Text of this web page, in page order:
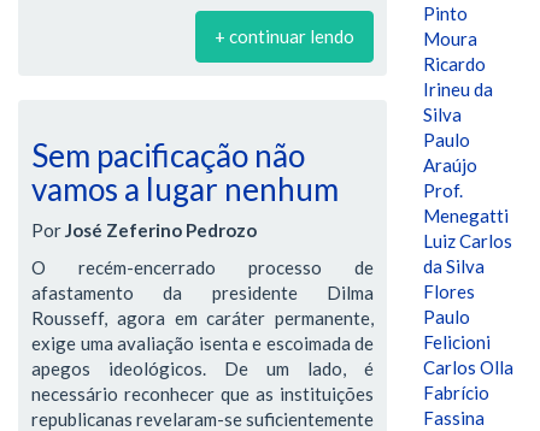
+ continuar lendo
Sem pacificação não
vamos a lugar nenhum
PorJosé Zeferino Pedrozo
O recém-encerrado processo de
afastamento da presidente Dilma
Rousseff, agora em caráter permanente,
exige uma avaliação isenta e escoimada de
apegos ideológicos. De um lado, é
necessário reconhecer que as instituições
republicanas revelaram-se suficientemente
Pinto
Moura
Ricardo
Irineu da
Silva
Paulo
Araújo
Prof.
Menegatti
Luiz Carlos
da Silva
Flores
Paulo
Felicioni
Carlos Olla
Fabrício
Fassina